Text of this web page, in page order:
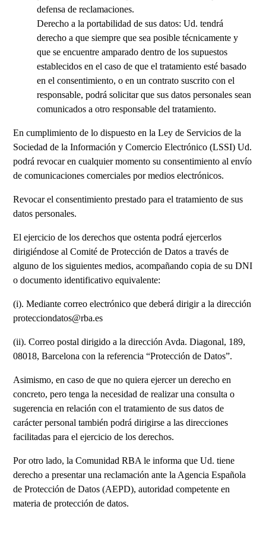
defensa de reclamaciones.
Derecho a la portabilidad de sus datos: Ud. tendrá
derecho a que siempre que sea posible técnicamente y
que se encuentre amparado dentro de los supuestos
establecidos en el caso de que el tratamiento esté basado
en el consentimiento, o en un contrato suscrito con el
responsable, podrá solicitar que sus datos personales sean
comunicados a otro responsable del tratamiento.
En cumplimiento de lo dispuesto en la Ley de Servicios de la
Sociedad de la Información y Comercio Electrónico (LSSI) Ud.
podrá revocar en cualquier momento su consentimiento al envío
de comunicaciones comerciales por medios electrónicos.
Revocar el consentimiento prestado para el tratamiento de sus
datos personales.
El ejercicio de los derechos que ostenta podrá ejercerlos
dirigiéndose al Comité de Protección de Datos a través de
alguno de los siguientes medios, acompañando copia de su DNI
o documento identificativo equivalente:
(i). Mediante correo electrónico que deberá dirigir a la dirección
protecciondatos@rba.es
(ii). Correo postal dirigido a la dirección Avda. Diagonal, 189,
08018, Barcelona con la referencia “Protección de Datos”.
Asimismo, en caso de que no quiera ejercer un derecho en
concreto, pero tenga la necesidad de realizar una consulta o
sugerencia en relación con el tratamiento de sus datos de
carácter personal también podrá dirigirse a las direcciones
facilitadas para el ejercicio de los derechos.
Por otro lado, la Comunidad RBA le informa que Ud. tiene
derecho a presentar una reclamación ante la Agencia Española
de Protección de Datos (AEPD), autoridad competente en
materia de protección de datos.